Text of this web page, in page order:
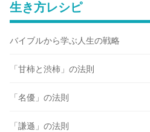
生き方レシピ
バイブルから学ぶ人生の戦略
「甘柿と渋柿」の法則
「名優」の法則
「謙遜」の法則